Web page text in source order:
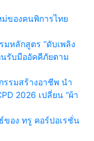
ของคนพิการไทย
หลักสูตร “ดับเพลิง
รับมืออัคคีภัยตาม
รมสร้างอาชีพ นำ
2026 เปลี่ยน “ผ้า
ของ ทรู คอร์ปอเรชั่น